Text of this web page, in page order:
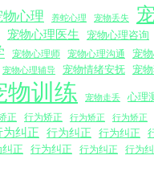
物心理 养蛇心理 宠物丢失
宠物心理医生 宠物心理咨询
宠物心理师 宠物心理沟通 宠
宠物心理辅导 宠物情绪安抚 宠
物训练 宠物走丢 心理
正 行为矫正 行为矫正 行为矫正
为纠正 行为纠正 行为纠正
纠正 行为纠正 行为纠正 行为